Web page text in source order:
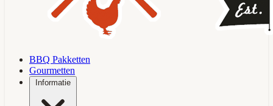
BBQ Pakketten
Gourmetten
Informatie